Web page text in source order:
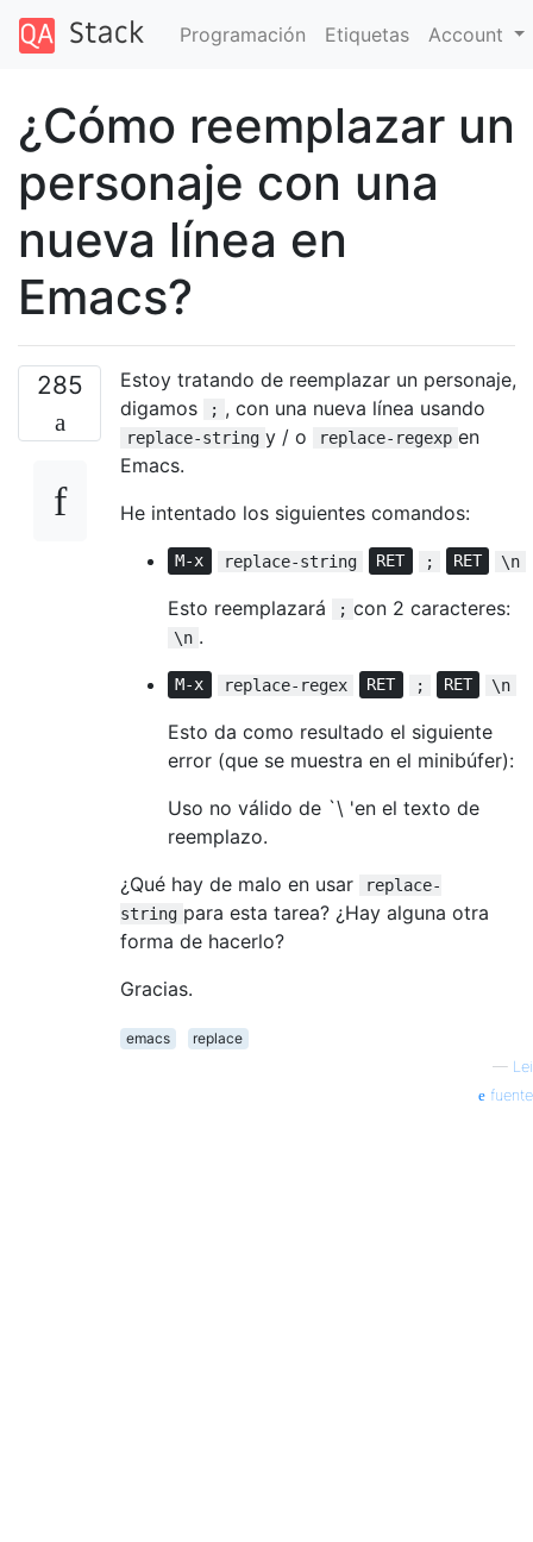
Programación Etiquetas Account
¿Cómo reemplazar un
personaje con una
nueva línea en
Emacs?
285
Estoy tratando de reemplazar un personaje,
digamos
; , con una nueva línea usando
replace-string y / o replace-regexp en
Emacs.
He intentado los siguientes comandos:
M-x replace-string RET ; RET \n
Esto reemplazará ; con 2 caracteres:
\n .
M-x replace-regex RET ; RET \n
Esto da como resultado el siguiente
error (que se muestra en el minibúfer):
Uso no válido de `\ 'en el texto de
reemplazo.
¿Qué hay de malo en usar
replace-
string para esta tarea? ¿Hay alguna otra
forma de hacerlo?
Gracias.
emacs
replace
— Lei
fuente